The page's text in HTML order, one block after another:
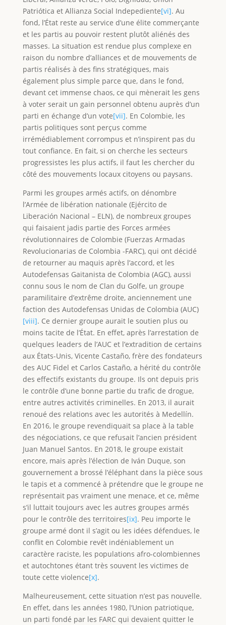
Patriótica et Allianza Social Indepediente[vi]. Au
fond, l’État reste au service d’une élite commerçante
et les partis au pouvoir restent plutôt aliénés des
masses. La situation est rendue plus complexe en
raison du nombre d’alliances et de mouvements de
partis réalisés à des fins stratégiques, mais
également plus simple parce que, dans le fond,
devant cet immense chaos, ce qui mènerait les gens
à voter serait un gain personnel obtenu auprès d’un
parti en échange d’un vote[vii]. En Colombie, les
partis politiques sont perçus comme
irrémédiablement corrompus et n’inspirent pas du
tout confiance. En fait, si on cherche les secteurs
progressistes les plus actifs, il faut les chercher du
côté des mouvements locaux citoyens ou paysans.
Parmi les groupes armés actifs, on dénombre
l’Armée de libération nationale (Ejército de
Liberación Nacional – ELN), de nombreux groupes
qui faisaient jadis partie des Forces armées
révolutionnaires de Colombie (Fuerzas Armadas
Revolucionarias de Colombia -FARC), qui ont décidé
de retourner au maquis après l’accord, et les
Autodefensas Gaitanista de Colombia (AGC), aussi
connu sous le nom de Clan du Golfe, un groupe
paramilitaire d’extrême droite, anciennement une
faction des Autodefensas Unidas de Colombia (AUC)
[viii]. Ce dernier groupe aurait le soutien plus ou
moins tacite de l’État. En effet, après l’arrestation de
quelques leaders de l’AUC et l’extradition de certains
aux États-Unis, Vicente Castaño, frère des fondateurs
des AUC Fidel et Carlos Castaño, a hérité du contrôle
des effectifs existants du groupe. Ils ont depuis pris
le contrôle d’une bonne partie du trafic de drogue,
entre autres activités criminelles. En 2013, il aurait
renoué des relations avec les autorités à Medellín.
En 2016, le groupe revendiquait sa place à la table
des négociations, ce que refusait l’ancien président
Juan Manuel Santos. En 2018, le groupe existait
encore, mais après l’élection de Iván Duque, son
gouvernement a brossé l’éléphant dans la pièce sous
le tapis et a commencé à prétendre que le groupe ne
représentait pas vraiment une menace, et ce, même
s’il luttait toujours avec les autres groupes armés
pour le contrôle des territoires[ix]. Peu importe le
groupe armé dont il s’agit ou les idées défendues, le
conflit en Colombie revêt indéniablement un
caractère raciste, les populations afro-colombiennes
et autochtones étant très souvent les victimes de
toute cette violence[x].
Malheureusement, cette situation n’est pas nouvelle.
En effet, dans les années 1980, l’Union patriotique,
un parti fondé par les FARC qui devaient quitter le